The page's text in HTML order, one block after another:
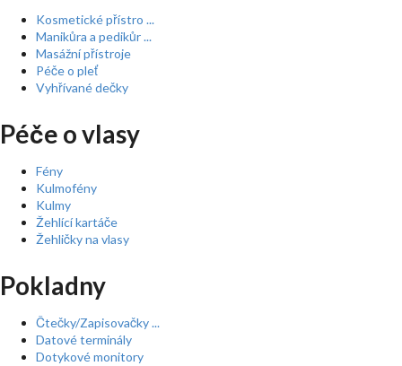
Kosmetické přístro ...
Manikůra a pedikůr ...
Masážní přístroje
Péče o pleť
Vyhřívané dečky
Péče o vlasy
Fény
Kulmofény
Kulmy
Žehlící kartáče
Žehličky na vlasy
Pokladny
Čtečky/Zapisovačky ...
Datové terminály
Dotykové monitory